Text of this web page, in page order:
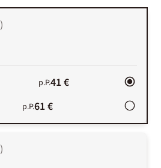
)
p.P.41 €
p.P.61 €
)